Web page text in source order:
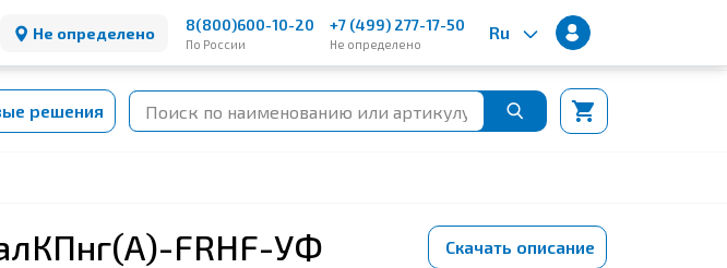
Не определено 8(800)600-10-20
По России
+7 (499) 277-17-50
Не определено
Ru
решения
FRHF-УФ Скачать описание